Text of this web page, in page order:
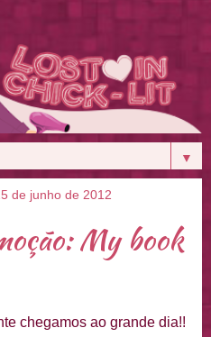
▼
de junho de 2012
My book
chegamos ao grande dia!!